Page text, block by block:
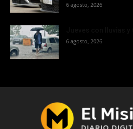
6 agosto, 2026
6 agosto, 2026